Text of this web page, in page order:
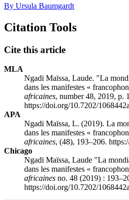
By Ursula Baumgardt
Citation Tools
Cite this article
MLA
Ngadi Maïssa, Laude. "La
dans les manifestes «
africaines, number 48, 2019, p.
https://doi.org/10.7202/
APA
Ngadi Maïssa, L. (2019). La
dans les manifestes «
africaines, (48), 193–206.
Chicago
Ngadi Maïssa, Laude "La
dans les manifestes «
africaines no. 48 (2019) :
https://doi.org/10.7202/